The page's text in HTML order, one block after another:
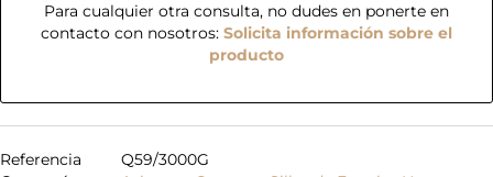
Para cualquier otra consulta, no dudes en ponerte en
contacto con nosotros: Solicita información sobre el
producto
Referencia
Q59/3000G